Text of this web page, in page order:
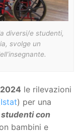
diversi/e studenti,
svolge un
le rilevazioni
Istat) per una
con
bambini e